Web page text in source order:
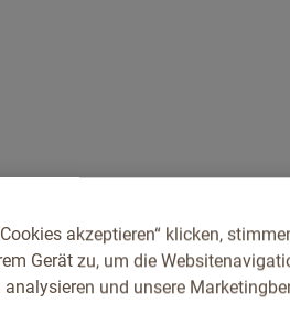
akzeptieren“ klicken,
Gerät zu, um die
und unsere